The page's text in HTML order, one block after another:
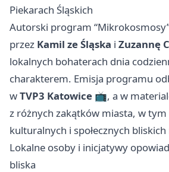
Piekarach Śląskich
Autorski program
przez Kamil ze Śląska i Zuzannę
lokalnych bohaterach dnia
charakterem. Emisja programu
wTVP3 Katowice 📺, a w
z różnych zakątków miasta, w
kulturalnych i społecznych
Lokalne osoby i inicjatywy
bliska